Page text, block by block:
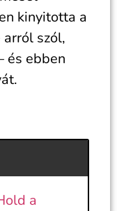
kinyitotta a
arról szól,
és ebben
a